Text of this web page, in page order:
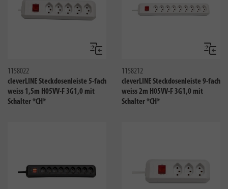
Vergleichen
1158022
cleverLINE Steckdosenleiste 5-fach
weiss 1,5m H05VV-F 3G1,0 mit
Schalter *CH*
1158212
cleverLINE Steckdosenleiste 9-fach
weiss 2m H05VV-F 3G1,0 mit
Schalter *CH*